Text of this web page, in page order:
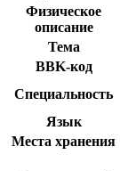
Физическое
описание
Тема
BBK-код
Специальность
Язык
Места хранения